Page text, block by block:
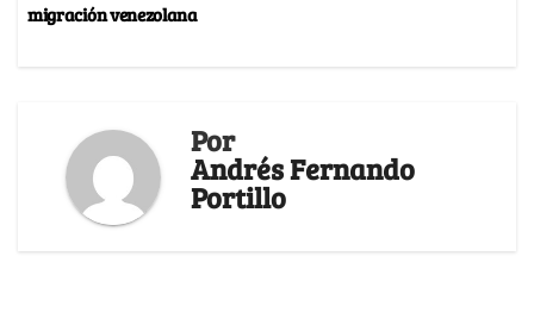
migración venezolana
Por
Andrés Fernando
Portillo